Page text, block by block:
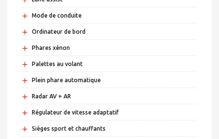
+ Mode de conduite
+ Ordinateur de bord
+ Phares xénon
+ Palettes au volant
+ Plein phare automatique
+ Radar AV + AR
+ Régulateur de vitesse adaptatif
+ Sièges sport et chauffants